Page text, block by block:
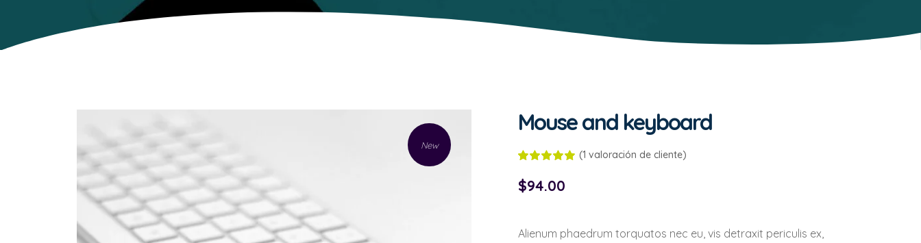
New
Mouse and keyboard
Valorado
sobre 5
basado en
1
(1 valoración de cliente)
$94.00
Alienum phaedrum torquatos nec eu, vis detraxit periculis ex,